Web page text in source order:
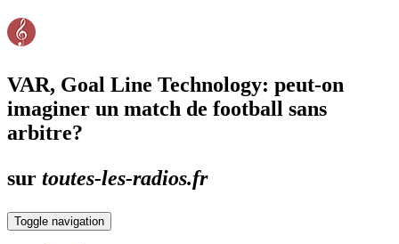
VAR, Goal Line Technology: peut-on
imaginer un match de football sans
arbitre?
sur toutes-les-radios.fr
Toggle navigation